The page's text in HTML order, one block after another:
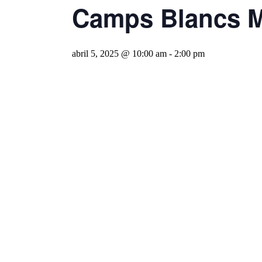
Camps Blancs
abril 5, 2025 @ 10:00 am - 2:00 pm